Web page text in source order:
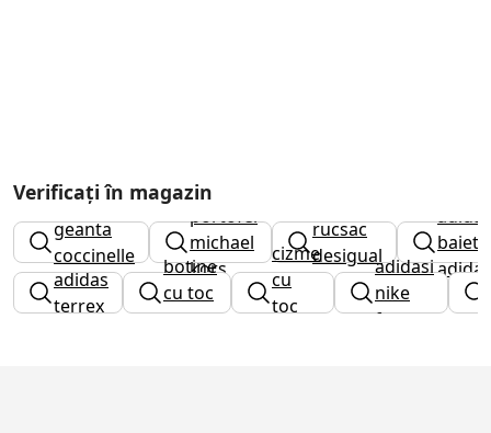
Verificați în magazin
geanta
coccinelle
portofel
michael
kors
rucsac
desigual
baieti
adidas
adidas
terrex
botine
cu toc
gros
cizme
cu
toc
adidasi
nike
fete